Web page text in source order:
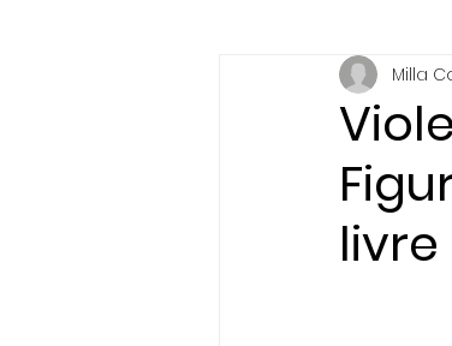
Site internet
Initiatives &
Milla